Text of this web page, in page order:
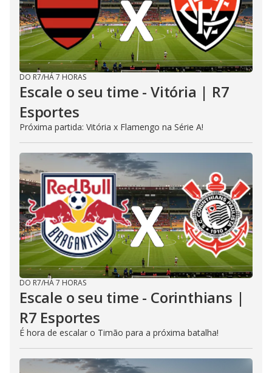
DO R7/HÁ 7 HORAS
Escale o seu time - Vitória | R7
Esportes
Próxima partida: Vitória x Flamengo na Série A!
DO R7/HÁ 7 HORAS
Escale o seu time - Corinthians |
R7 Esportes
É hora de escalar o Timão para a próxima batalha!